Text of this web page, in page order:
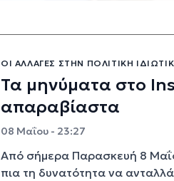
ΟΙ ΑΛΛΑΓΈΣ ΣΤΗΝ ΠΟΛΙΤΙΚΉ
Τα μηνύματα στο
απαραβίαστα
08 Μαΐου - 23:27
Από σήμερα Παρασκευή 8
πια τη δυνατότητα να